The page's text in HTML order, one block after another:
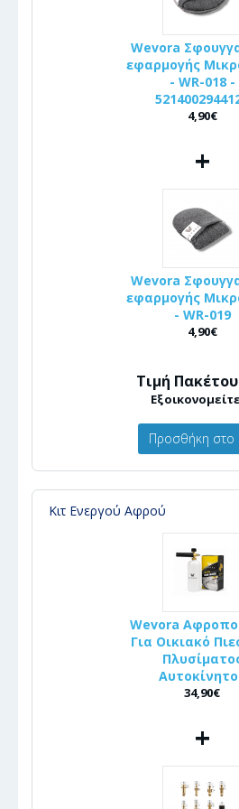
Wevora
εφαρμογής
- WR-018 -
4,90€
+
Wevora
εφαρμογής
- WR-019
4,90€
Τιμή
Προσθήκη στο
Κιτ Ενεργού Αφρού
Wevora
Για Οικιακό
34,90€
+